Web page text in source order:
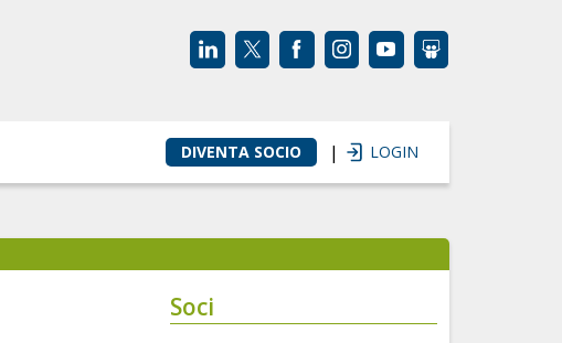
DIVENTA SOCIO | LOGIN
Soci